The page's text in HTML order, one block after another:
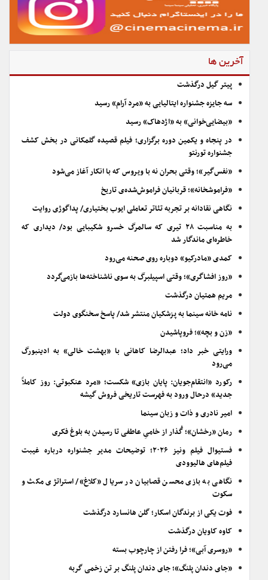
آخرین ها
پیتر گیل درگذشت
سه جایزه جشنواره ایتالیایی به «مرد آرام» رسید
«بیضایی‌خوانی» به «اژدهاک» رسید
در پنجاه و یکمین دوره برگزاری؛ فیلم قصیده گلمکانی در بخش کشف
جشنواره تورنتو
«نفس‌گیر»؛ وقتی بحران نه با ویروس که با انکار آغاز می‌شود
«فراموشخانه»؛ قربانیان فراموش‌شده‌ی تاریخ
نگاهی نقادانه بر تجربه تئاتر تعاملی ایوب بختیاری/ پداگوژی روایت
به مناسبت ۲۸ تیری که سالمرگ خسرو شکیبایی بود/ دیداری که
خاطره‌ای ماندگار شد
کمدی «مادرکیو» دوباره روی صحنه می‌رود
«روز افشاگری»؛ وقتی اسپیلبرگ به سوی ناشناخته‌ها بازمی‌گردد
مریم همتیان درگذشت
نامه خانه سینما به پزشکیان منتشر شد/ پاسخ سخنگوی دولت
«زن و بچه»؛ فروپاشیدن
ورایتی خبر داد؛ عبدالرضا کاهانی با «بهشت خالی» به ادینبورگ
می‌رود
رکورد «انتقام‌جویان: پایان بازی» شکست؛ «مرد عنکبوتی: روز کاملاً
جدید» درحال ورود به فهرست تاریخی فروش گیشه
امیر نادری و ذات و زبان سینما
رمان «رخشان»؛ گُذار از خامیِ عاطفی تا رسیدن به بلوغ فکری
فستیوال فیلم ونیز ۲۰۲۶؛ توضیحات مدیر جشنواره درباره غیبت
فیلم‌های هالیوودی
نگاهی به بازی محسن قصابیان در سریال «کلاغ»/ استراتژی مکث و
سکوت
فوت یکی از برندگان اسکار؛ گلن هانسارد درگذشت
کاوه کاویان درگذشت
«روسری آبی»؛ فرا رفتن از چارچوب بسته
«جای دندان پلنگ»؛ جای دندان پلنگ بر تن زخمی گربه